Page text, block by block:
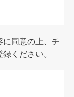
同意の上、チ
ください。